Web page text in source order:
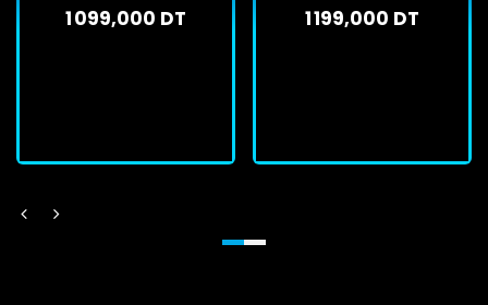
1 099,000 DT 1 199,000 DT